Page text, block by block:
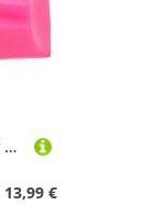
BESPORTBLE 2 Stücke Kinder Rollschuh Bremsblock - Universal Rutschfester Inline-Skate-Bremse Ersatz Für Mehr Und Kontrolle Passend Für Verschiedene Modelle
13,99 €